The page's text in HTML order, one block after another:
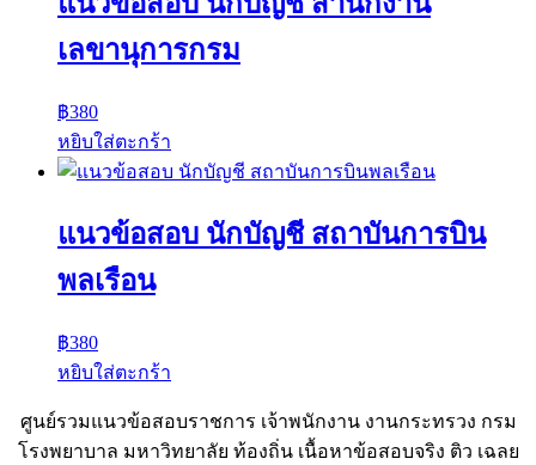
เลขานุการกรม
฿380
หยิบใส่ตะกร้า
แนวข้อสอบ นักบัญชี สถาบันการบิน
พลเรือน
฿380
หยิบใส่ตะกร้า
ศูนย์รวมแนวข้อสอบราชการ เจ้าพนักงาน งานกระทรวง กรม
โรงพยาบาล มหาวิทยาลัย ท้องถิ่น เนื้อหาข้อสอบจริง ติว เฉลย